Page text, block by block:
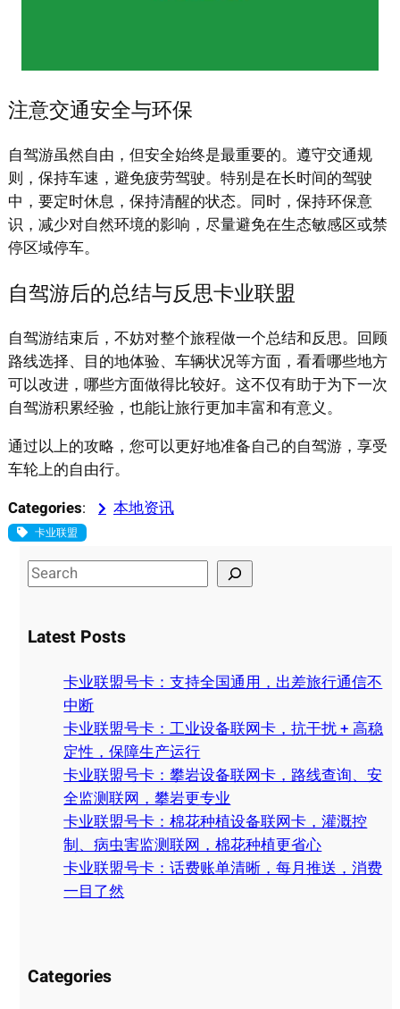
注意交通安全与环保
自驾游虽然自由，但安全始终是最重要的。遵守交通规
则，保持车速，避免疲劳驾驶。特别是在长时间的驾驶
中，要定时休息，保持清醒的状态。同时，保持环保意
识，减少对自然环境的影响，尽量避免在生态敏感区或禁
停区域停车。
自驾游后的总结与反思卡业联盟
自驾游结束后，不妨对整个旅程做一个总结和反思。回顾
路线选择、目的地体验、车辆状况等方面，看看哪些地方
可以改进，哪些方面做得比较好。这不仅有助于为下一次
自驾游积累经验，也能让旅行更加丰富和有意义。
通过以上的攻略，您可以更好地准备自己的自驾游，享受
车轮上的自由行。
Categories: 本地资讯
卡业联盟
S
e
r
Latest Posts
卡业联盟号卡：支持全国通用，出差旅行通信不
中断
卡业联盟号卡：工业设备联网卡，抗干扰 + 高稳
定性，保障生产运行
卡业联盟号卡：攀岩设备联网卡，路线查询、安
全监测联网，攀岩更专业
卡业联盟号卡：棉花种植设备联网卡，灌溉控
制、病虫害监测联网，棉花种植更省心
卡业联盟号卡：话费账单清晰，每月推送，消费
一目了然
Categories